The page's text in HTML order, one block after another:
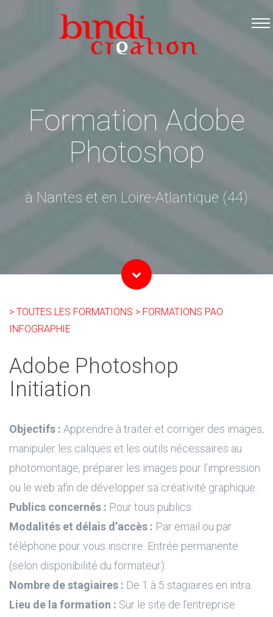
Accueil
Les formations
Infos pratiques
Contact
Formation Adobe
Photoshop
à Nantes et en Loire-Atlantique (44)
> TOUTES LES FORMATIONS > FORMATIONS PAO
INFOGRAPHIE
Adobe Photoshop
Initiation
Objectifs : Apprendre à traiter et corriger des images,
manipuler les calques et les outils nécessaires au
photomontage, préparer les images pour l’impression
ou le web afin de développer sa créativité graphique.
Publics concernés : Pour tous publics.
Modalités et délais d’accès : Par email ou par
téléphone pour vous inscrire. Entrée permanente
(selon disponibilité du formateur).
Nombre de stagiaires : De 1 à 5 stagiaires en intra.
Lieu de la formation : Sur le site de l’entreprise